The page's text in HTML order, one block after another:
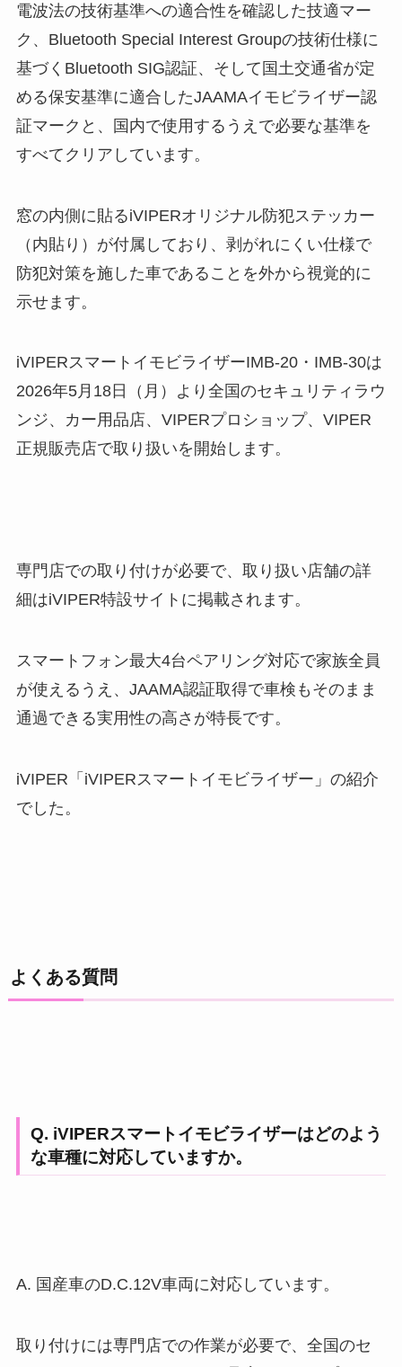
電波法の技術基準への適合性を確認した技適マー
ク、Bluetooth Special Interest Groupの技術仕様に
基づくBluetooth SIG認証、そして国土交通省が定
める保安基準に適合したJAAMAイモビライザー認
証マークと、国内で使用するうえで必要な基準を
すべてクリアしています。
窓の内側に貼るiVIPERオリジナル防犯ステッカー
（内貼り）が付属しており、剥がれにくい仕様で
防犯対策を施した車であることを外から視覚的に
示せます。
iVIPERスマートイモビライザーIMB-20・IMB-30は
2026年5月18日（月）より全国のセキュリティラウ
ンジ、カー用品店、VIPERプロショップ、VIPER
正規販売店で取り扱いを開始します。
専門店での取り付けが必要で、取り扱い店舗の詳
細はiVIPER特設サイトに掲載されます。
スマートフォン最大4台ペアリング対応で家族全員
が使えるうえ、JAAMA認証取得で車検もそのまま
通過できる実用性の高さが特長です。
iVIPER「iVIPERスマートイモビライザー」の紹介
でした。
よくある質問
Q. iVIPERスマートイモビライザーはどのよう
な車種に対応していますか。
A. 国産車のD.C.12V車両に対応しています。
取り付けには専門店での作業が必要で、全国のセ